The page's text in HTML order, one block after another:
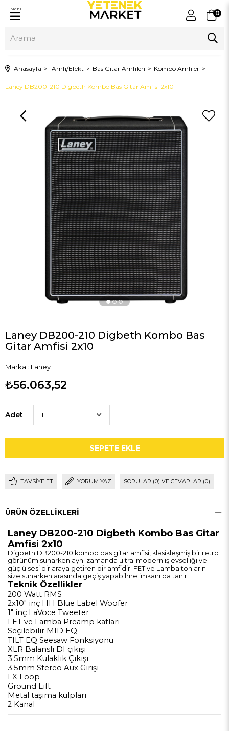
0
Menu
Anasayfa Amfi/Efekt Bas Gitar Amfileri Kombo Amfiler
Laney DB200-210 Digbeth Kombo Bas Gitar Amfisi 2x10
Laney DB200-210 Digbeth Kombo Bas
Gitar Amfisi 2x10
Marka : Laney
₺56.063,52
Adet
TAVSIYE ET YORUM YAZ SORULAR (0) VE CEVAPLAR (0)
ÜRÜN ÖZELLIKLERI
Laney DB200-210 Digbeth Kombo Bas Gitar
Amfisi 2x10
Digbeth DB200-210 kombo bas gitar amfisi, klasikleşmiş bir retro
görünüm sunarken aynı zamanda ultra-modern işlevselliği ve
güçlü sesi bir araya getiren bir amfidir. FET ve Lamba tonlarını
size sunarken arasında geçiş yapabilme imkanı da tanır.
Teknik Özellikler
200 Watt RMS
2x10" inç HH Blue Label Woofer
1" inç LaVoce Tweeter
FET ve Lamba Preamp katları
Seçilebilir MID EQ
TILT EQ Seesaw Fonksiyonu
XLR Balanslı DI çıkışı
3.5mm Kulaklık Çıkışı
3.5mm Stereo Aux Girişi
FX Loop
Ground Lift
Metal taşıma kulpları
2 Kanal